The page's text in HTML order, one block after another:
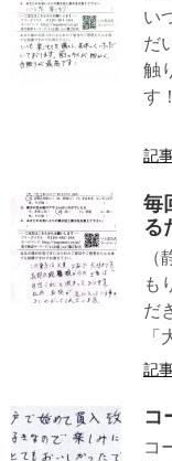
い
だ
触
記
毎
る
も
だ
「
記
コ
コ